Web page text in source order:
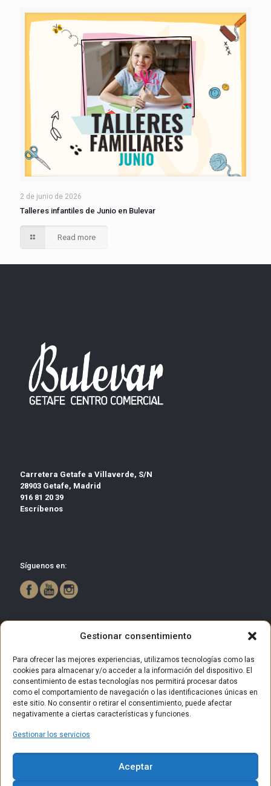
Gestionar consentimiento
Para ofrecer las mejores experiencias, utilizamos tecnologías como las
cookies para almacenar y/o acceder a la información del dispositivo. El
consentimiento de estas tecnologías nos permitirá procesar datos
como el comportamiento de navegación o las identificaciones únicas en
este sitio. No consentir o retirar el consentimiento, puede afectar
negativamente a ciertas características y funciones.
Gestionar los servicios
Aceptar
2 de junio de 2026
Talleres infantiles de Junio en Bulevar
Read more
Carretera Getafe a Villaverde, S/N
28903 Getafe, Madrid
916 81 20 39
Escríbenos
Síguenos en:
© 2025 Centro Comercial Bulevar Getafe. Todos los derechos
reservados.